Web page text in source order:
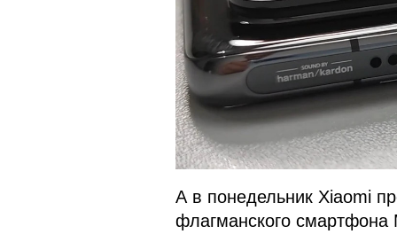
А в понедельник Xiaomi
флагманского